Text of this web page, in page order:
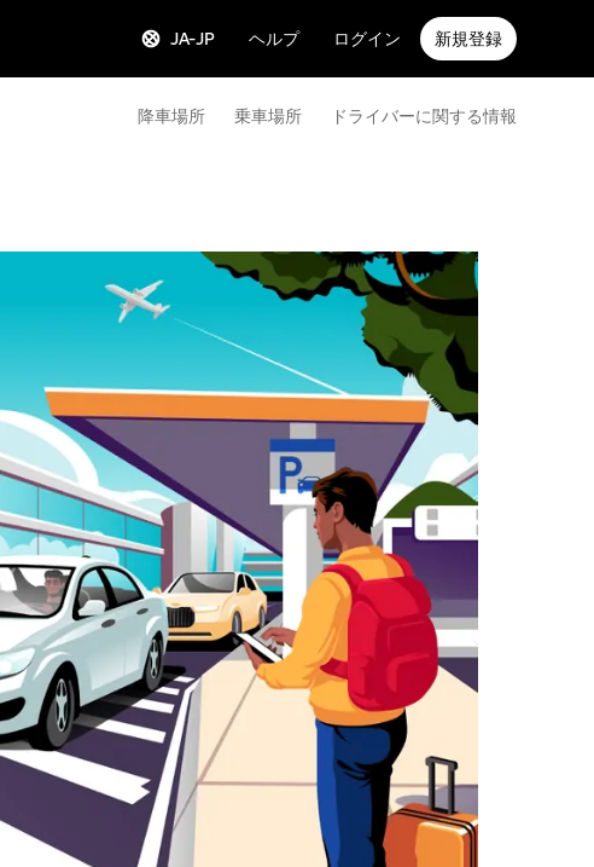
JA-JP ヘルプ ログイン 新規登録
降車場所 乗車場所 ドライバーに関する情報